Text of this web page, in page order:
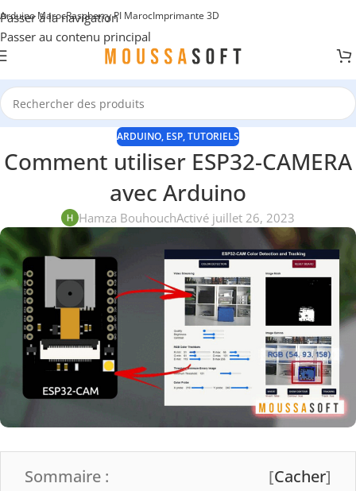
Passer à la navigation
Passer au contenu principal
Arduino MarocRaspberry PI MarocImprimante 3D
ARDUINO, ESP,TUTORIELS
Comment utiliser ESP32-CAMERA
avec Arduino
Hamza BouhouchActivé juillet 26, 2023
Sommaire : [Cacher]